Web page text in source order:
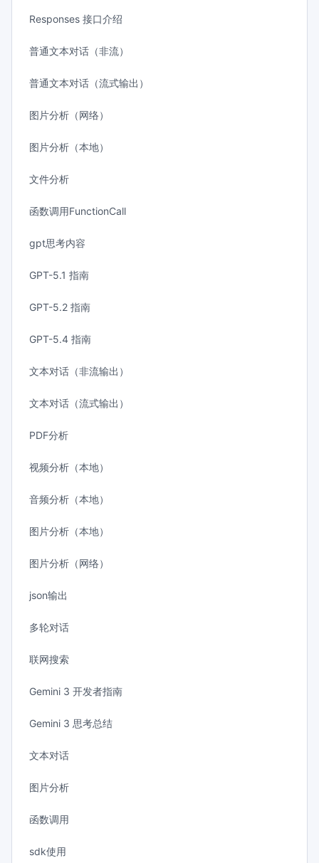
Responses 接口介绍
普通文本对话（非流）
普通文本对话（流式输出）
图片分析（网络）
图片分析（本地）
文件分析
函数调用FunctionCall
gpt思考内容
GPT-5.1 指南
GPT-5.2 指南
GPT-5.4 指南
文本对话（非流输出）
文本对话（流式输出）
PDF分析
视频分析（本地）
音频分析（本地）
图片分析（本地）
图片分析（网络）
json输出
多轮对话
联网搜索
Gemini 3 开发者指南
Gemini 3 思考总结
文本对话
图片分析
函数调用
sdk使用